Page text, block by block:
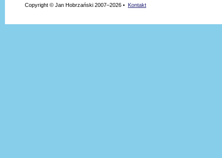
Copyright © Jan Hobrzański 2007–2026 • Kontakt